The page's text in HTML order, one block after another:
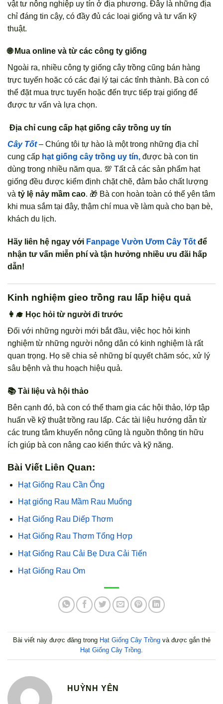
vật tư nông nghiệp uy tín ở địa phương. Đây là những địa
chỉ đáng tin cậy, có đầy đủ các loại giống và tư vấn kỹ
thuật.
🌐 Mua online và từ các công ty giống
Ngoài ra, nhiều công ty giống cây trồng cũng bán hàng
trực tuyến hoặc có các đại lý tại các tỉnh thành. Bà con có
thể đặt mua trực tuyến hoặc đến trực tiếp trại giống để
được tư vấn và lựa chọn.
Địa chỉ cung cấp hạt giống cây trồng uy tín
Cây Tốt– Chúng tôi tự hào là một trong những địa chỉ
cung cấp hạt giống cây trồng uy tín, được bà con tin
dùng trong nhiều năm qua. 💯 Tất cả các sản phẩm hạt
giống đều được kiểm định chặt chẽ, đảm bảo chất lượng
và tỷ lệ nảy mầm cao. 🎁 Bà con hoàn toàn có thể yên tâm
khi mua sắm tại đây, thậm chí mua về làm quà cho bạn bè,
khách du lịch.
Hãy liên hệ ngay với Fanpage Vườn Ươm Cây Tốt để
nhận tư vấn miễn phí và tận hưởng nhiều ưu đãi hấp
dẫn!
Kinh nghiệm gieo trồng rau lấp hiệu quả
👩‍🎓 Học hỏi từ người đi trước
Đối với những người mới bắt đầu, việc học hỏi kinh
nghiệm từ những người nông dân có kinh nghiệm là rất
quan trọng. Họ sẽ chia sẻ những bí quyết chăm sóc, xử lý
sâu bệnh và thu hoạch hiệu quả.
📚 Tài liệu và hội thảo
Bên cạnh đó, bà con có thể tham gia các hội thảo, lớp tập
huấn về kỹ thuật trồng rau lấp. Các tài liệu hướng dẫn từ
các trung tâm khuyến nông cũng là nguồn thông tin hữu
ích giúp bà con nâng cao kiến thức và kỹ năng.
Bài Viết Liên Quan:
Hạt Giống Rau Cần Ống
Hạt giống Rau Mầm Rau Muống
Hạt Giống Rau Diếp Thơm
Hạt Giống Rau Thơm Tổng Hợp
Hạt Giống Rau Cải Bẹ Dưa Cải Tiến
Hạt Giống Rau Om
Bài viết này được đăng trong Hạt Giống Cây Trồngvà được gắn thẻ
Hạt Giống Cây Trồng
HUỲNH YÊN